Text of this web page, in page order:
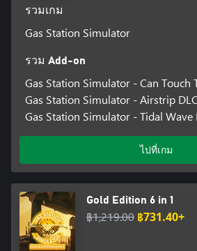
รวมเกม
Gas Station Simulator
รวม Add-on
Gas Station Simulator - Can Touch
Gas Station Simulator - Airstrip DLC
Gas Station Simulator - Tidal Wave
ไปที่เกม
Gold Edition 6 in 1
฿1,219.00 ฿731.40+